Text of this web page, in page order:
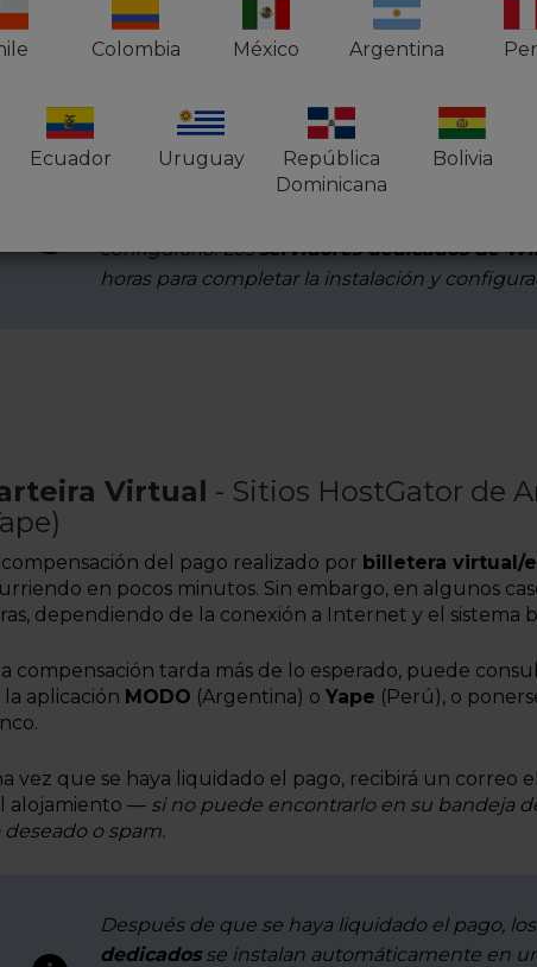
o basura.
las 72 horas hábiles y el pedido no ha sido
Una vez que se liquida el pago, los
se instalan automáticamente en unos
configurarlo. Losservidores dedicados de
horas para completar la instalación y
Virtual - Sitios HostGator de
compensación del pago realizado por billetera virtual/
en pocos minutos. Sin embargo, en algunos
dependiendo de la conexión a Internet y el sistema
compensación tarda más de lo esperado, puede
aplicación MODO (Argentina) o Yape (Perú), o
vez que se haya liquidado el pago, recibirá un correo
alojamiento — si no puede encontrarlo en su bandeja
deseado o spam.
Después de que se haya liquidado el pago, los
dedicadosse instalan automáticamente en
Colombia México Argentina
Ecuador Uruguay
República
Dominicana
Bolivia